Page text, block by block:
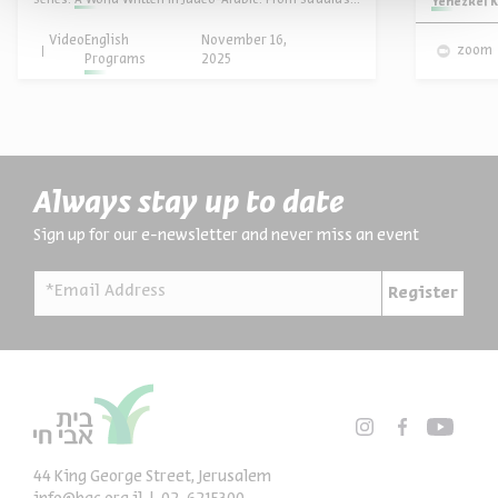
English
Programs
Video
November 16,
2025
Series:
Yehezkel
zoom
Always stay up to date
Sign up for our e-newsletter and never miss an event
*Email Address Register
44 King George Street, Jerusalem